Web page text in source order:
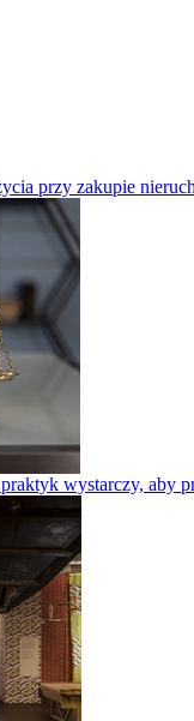
przy zakupie
wystarczy, aby